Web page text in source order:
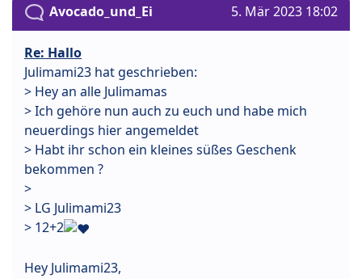
Avocado_und_Ei 5. Mär 2023 18:02
Re: Hallo
Julimami23 hat geschrieben:
> Hey an alle Julimamas
> Ich gehöre nun auch zu euch und habe mich
neuerdings hier angemeldet
> Habt ihr schon ein kleines süßes Geschenk
bekommen ?
>
> LG Julimami23
> 12+2
Hey Julimami23,